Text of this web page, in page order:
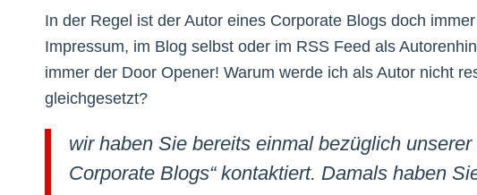
In der Regel ist der Autor eines Corporate Blogs doch
Impressum, im Blog selbst oder im RSS Feed als
immer der Door Opener! Warum werde ich als Autor nicht
gleichgesetzt?
wir haben Sie bereits einmal bezüglich
Corporate Blogs“ kontaktiert. Damals haben